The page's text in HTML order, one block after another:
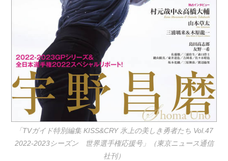
「TVガイド特別編集 KISS&CRY 氷上の美しき勇者たち Vol.47
2022-2023シーズン 世界選手権応援号」（東京ニュース通信
社刊）